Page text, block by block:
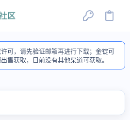
可，请先验证邮箱再进行下载；金锭可
售获取，目前没有其他渠道可获取。
资源社区，如果您是新人，请前往 论坛
导教程 或者点我打开